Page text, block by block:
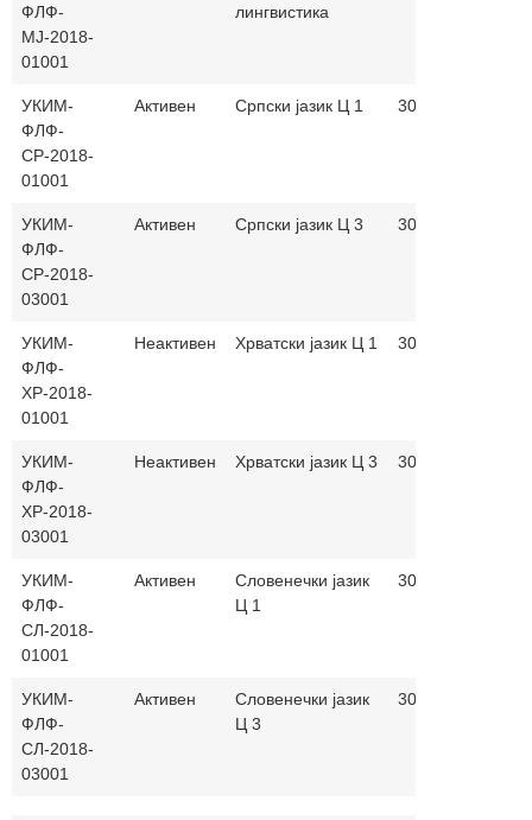
ФЛФ-
МЈ-2018-
01001
лингвистика
УКИМ-
ФЛФ-
СР-2018-
01001
Активен Српски јазик Ц 1 30+30
УКИМ-
ФЛФ-
СР-2018-
03001
Активен Српски јазик Ц 3 30+30
УКИМ-
ФЛФ-
ХР-2018-
01001
Неактивен Хрватски јазик Ц 1 30+30
УКИМ-
ФЛФ-
ХР-2018-
03001
Неактивен Хрватски јазик Ц 3 30+30
УКИМ-
ФЛФ-
СЛ-2018-
01001
Активен
Словенечки јазик
Ц 1
30+30
УКИМ-
ФЛФ-
СЛ-2018-
03001
Активен
Словенечки јазик
Ц 3
30+30